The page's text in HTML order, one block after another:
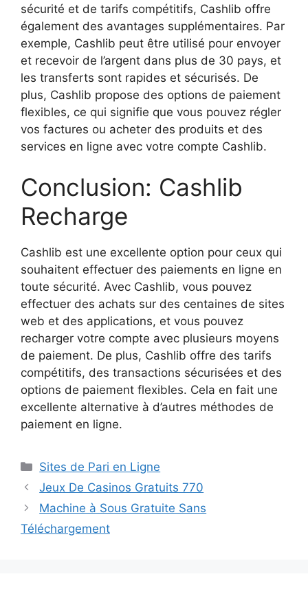
sécurité et de tarifs compétitifs, Cashlib offre
également des avantages supplémentaires. Par
exemple, Cashlib peut être utilisé pour envoyer
et recevoir de l’argent dans plus de 30 pays, et
les transferts sont rapides et sécurisés. De
plus, Cashlib propose des options de paiement
flexibles, ce qui signifie que vous pouvez régler
vos factures ou acheter des produits et des
services en ligne avec votre compte Cashlib.
Conclusion: Cashlib
Recharge
Cashlib est une excellente option pour ceux qui
souhaitent effectuer des paiements en ligne en
toute sécurité. Avec Cashlib, vous pouvez
effectuer des achats sur des centaines de sites
web et des applications, et vous pouvez
recharger votre compte avec plusieurs moyens
de paiement. De plus, Cashlib offre des tarifs
compétitifs, des transactions sécurisées et des
options de paiement flexibles. Cela en fait une
excellente alternative à d’autres méthodes de
paiement en ligne.
Catégories
Sites de Pari en Ligne
Navigation
des
Jeux De Casinos Gratuits 770
Machine à Sous Gratuite Sans
Téléchargement